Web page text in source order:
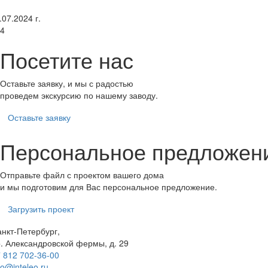
г.
Посетите нас
Оставьте заявку, и мы с радостью
проведем экскурсию по нашему заводу.
Оставьте заявку
Персональное
Отправьте файл с проектом вашего дома
и мы подготовим для Вас персональное предложение.
Загрузить проект
Петербург,
Александровской фермы, д. 29
812 702-36-00